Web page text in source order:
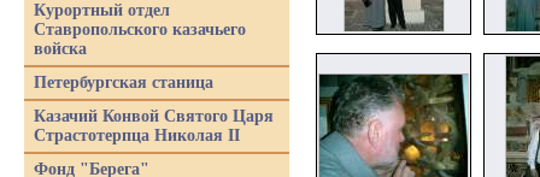
Курортный отдел
Ставропольского казачьего
войска
Петербургская станица
Казачий Конвой Святого Царя
Страстотерпца Николая II
Фонд "Берега"